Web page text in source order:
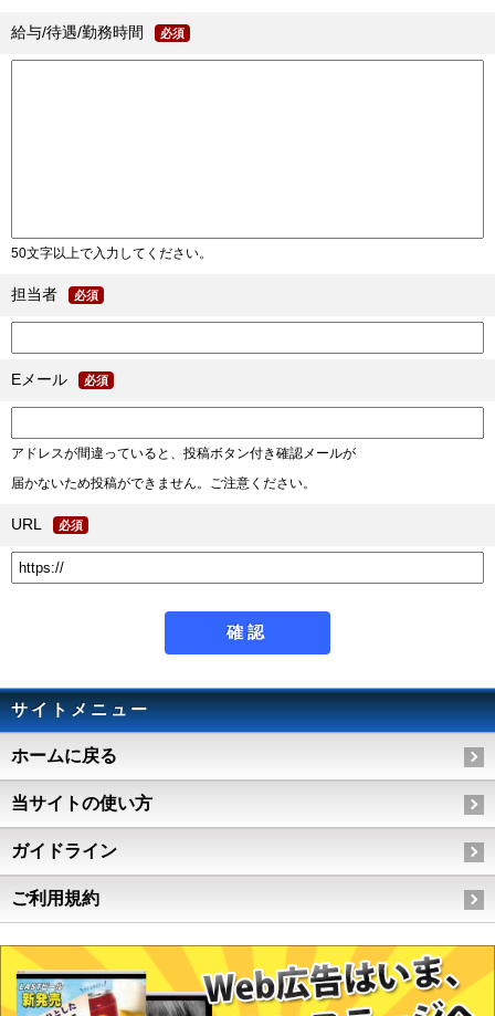
給与/待遇/勤務時間 必須
50文字以上で入力してください。
担当者 必須
Eメール 必須
アドレスが間違っていると、投稿ボタン付き確認メールが
届かないため投稿ができません。ご注意ください。
URL 必須
サイトメニュー
ホームに戻る
当サイトの使い方
ガイドライン
ご利用規約